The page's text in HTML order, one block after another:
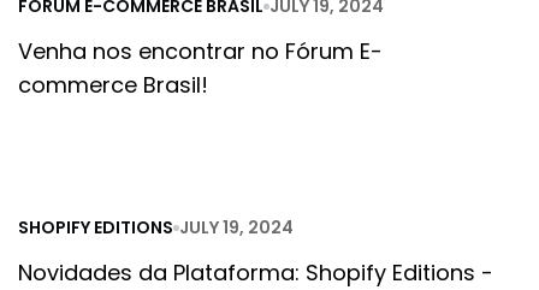
FÓRUM E-COMMERCE BRASIL JULY 19, 2024
Venha nos encontrar no Fórum E-
commerce Brasil!
SHOPIFY EDITIONS JULY 19, 2024
Novidades da Plataforma: Shopify Editions -